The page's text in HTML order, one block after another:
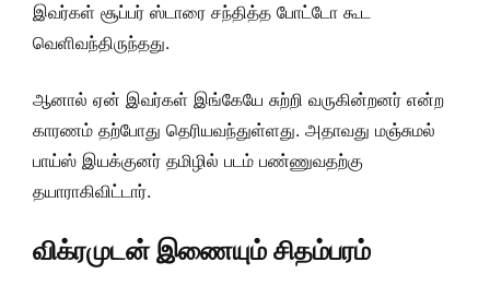
இவர்கள் சூப்பர் ஸ்டாரை சந்தித்த போட்டோ கூட
வெளிவந்திருந்தது.
ஆனால் ஏன் இவர்கள் இங்கேயே சுற்றி வருகின்றனர் என்ற
காரணம் தற்போது தெரியவந்துள்ளது. அதாவது மஞ்சுமல்
பாய்ஸ் இயக்குனர் தமிழில் படம் பண்ணுவதற்கு
தயாராகிவிட்டார்.
விக்ரமுடன் இணையும் சிதம்பரம்